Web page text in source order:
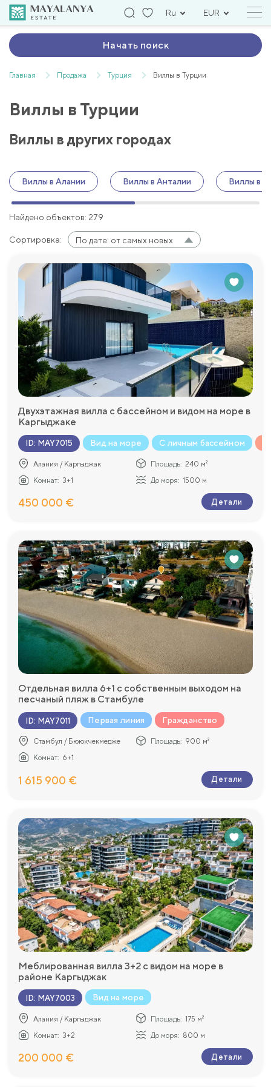
Ru EUR
Начать поиск
Главная Продажа Турция Виллы в Турции
Виллы в Турции
Виллы в других городах
Виллы в Алании Виллы в Анталии Виллы в
Найдено объектов: 279
Сортировка: По дате: от самых новых
Двухэтажная вилла с бассейном и видом на море в
Каргыджаке
ID: MAY7015 Вид на море С личным бассейном
Алания / Каргыджак Площадь: 240 м²
Комнат: 3+1 До моря: 1500 м
450 000 € Детали
Отдельная вилла 6+1 с собственным выходом на
песчаный пляж в Стамбуле
ID: MAY7011 Первая линия Гражданство
Стамбул / Бююкчекмедже Площадь: 900 м²
Комнат: 6+1
1 615 900 € Детали
Меблированная вилла 3+2 с видом на море в
районе Каргыджак
ID: MAY7003 Вид на море
Алания / Каргыджак Площадь: 175 м²
Комнат: 3+2 До моря: 800 м
200 000 € Детали